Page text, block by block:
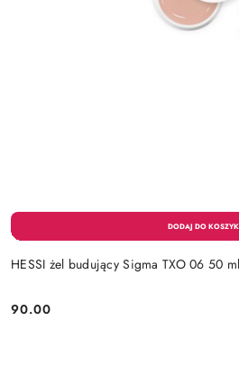
HESSI żel budujący Sigma TXO 06 50
Cena:
90.00